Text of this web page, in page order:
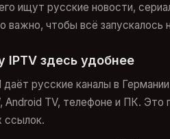
ищут русские новости,
важно, чтобы всё запускалось
IPTV здесь удобнее
даёт русские каналы в
Android TV, телефоне и ПК. Это
ссылок.